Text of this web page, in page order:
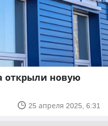
открыли новую
25 апреля 2025, 6:31